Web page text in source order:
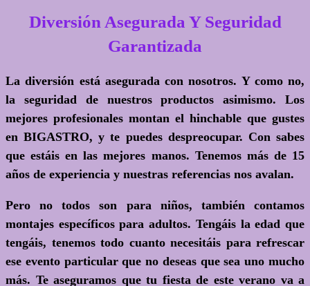
Diversión Asegurada Y Seguridad
Garantizada
La diversión está asegurada con nosotros. Y como no,
la seguridad de nuestros productos asimismo. Los
mejores profesionales montan el hinchable que gustes
en BIGASTRO, y te puedes despreocupar. Con sabes
que estáis en las mejores manos. Tenemos más de 15
años de experiencia y nuestras referencias nos avalan.
Pero no todos son para niños, también contamos
montajes específicos para adultos. Tengáis la edad que
tengáis, tenemos todo cuanto necesitáis para refrescar
ese evento particular que no deseas que sea uno mucho
más. Te aseguramos que tu fiesta de este verano va a